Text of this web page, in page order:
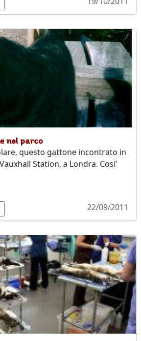
nel parco
questo gattone incontrato in
Station, a Londra. Cosi'
22/09/2011